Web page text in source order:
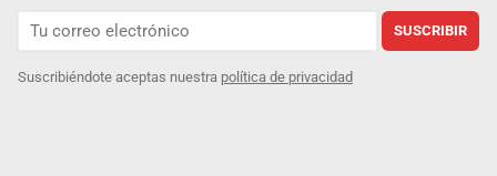
SUSCRIBIR
Suscribiéndote aceptas nuestra política de privacidad